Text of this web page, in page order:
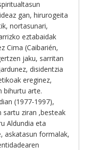
gan, hirurogeita
nortasunari,
eztabaidak
Cima (Caibarién,
jaku, sarritan
disidentzia
ereginez,
bihurtu arte.
(1977-1997),
sartu ziran ,besteak
Aldundia eta
askatasun formalak,